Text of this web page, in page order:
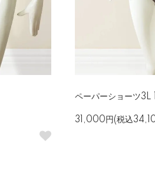
ペーパーショーツ
31,000円(税込